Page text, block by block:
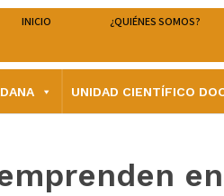
INICIO ¿QUIÉNES SOMOS?
UNIDAD CIENTÍFICO